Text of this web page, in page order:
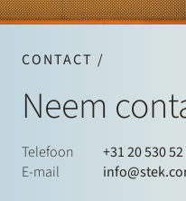
CONTACT /
Neem
Telefoon
+31 20 530
E-mail